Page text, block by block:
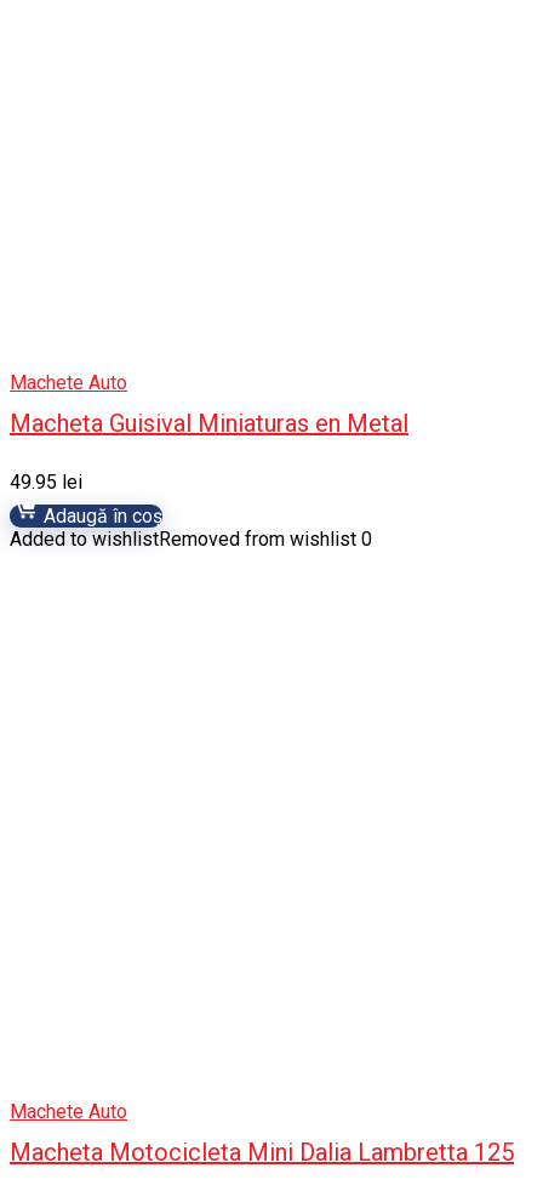
Machete Auto
Macheta Guisival Miniaturas en Metal
49.95 lei
Adaugă în coș
Added to wishlistRemoved from wishlist 0
Machete Auto
Macheta Motocicleta Mini Dalia Lambretta 125